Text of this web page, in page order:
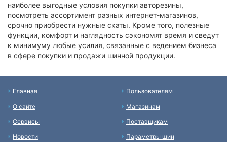
наиболее выгодные условия покупки авторезины,
посмотреть ассортимент разных интернет-магазинов,
срочно приобрести нужные скаты. Кроме того, полезные
функции, комфорт и наглядность сэкономят время и сведут
к минимуму любые усилия, связанные с ведением бизнеса
в сфере покупки и продажи шинной продукции.
Главная
О сайте
Сервисы
Новости
Пользователям
Магазинам
Поставщикам
Параметры шин